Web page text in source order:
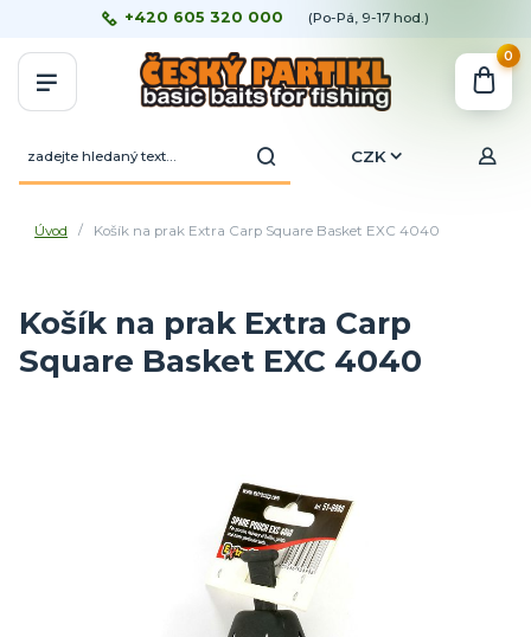
CZK
+420 605 320 000 (Po-Pá, 9-17 hod.)
0
Úvod Košík na prak Extra Carp Square Basket EXC 4040
Košík na prak Extra Carp
Square Basket EXC 4040